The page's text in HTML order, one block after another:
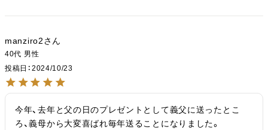
manziro2
40代 男性
投稿日
2024/10/23
今年、去年と父の日のプレゼントとして義父に送ったとこ
ろ、義母から大変喜ばれ毎年送ることになりました。